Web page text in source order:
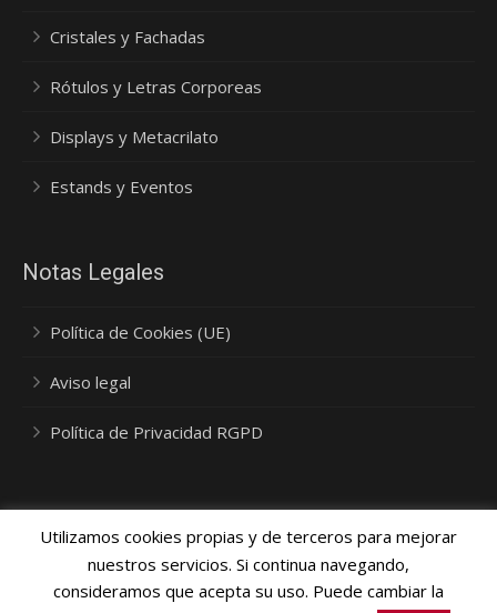
Cristales y Fachadas
Rótulos y Letras Corporeas
Displays y Metacrilato
Estands y Eventos
Notas Legales
Política de Cookies (UE)
Aviso legal
Política de Privacidad RGPD
Política Privacidad, Cookies y Protección de Datos- © 2015
Utilizamos cookies propias y de terceros para mejorar
nuestros servicios. Si continua navegando,
consideramos que acepta su uso. Puede cambiar la